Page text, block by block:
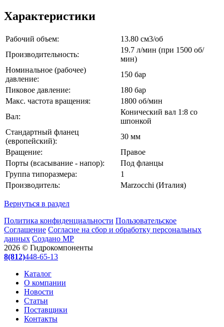
Характеристики
Рабочий объем:
13.80 см3/об
Производительность:
19.7 л/мин (при 1500 об/
мин)
Номинальное (рабочее)
давление:
150 бар
Пиковое давление:
180 бар
Макс. частота вращения:
1800 об/мин
Вал:
Конический вал 1:8 со
шпонкой
Стандартный фланец
(европейский):
30 мм
Вращение:
Правое
Порты (всасывание - напор):
Под фланцы
Группа типоразмера:
1
Производитель:
Marzocchi (Италия)
Вернуться в раздел
Политика конфиденциальности Пользовательское
Соглашение Согласие на сбор и обработку персональных
данных Создано МР
2026 © Гидрокомпоненты
8(812)448-65-13
Каталог
О компании
Новости
Статьи
Поставщики
Контакты